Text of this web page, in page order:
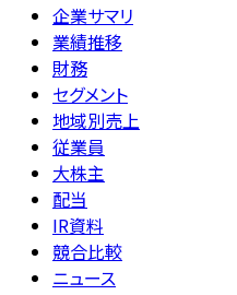
企業サマリ
業績推移
財務
セグメント
地域別売上
従業員
大株主
配当
IR資料
競合比較
ニュース